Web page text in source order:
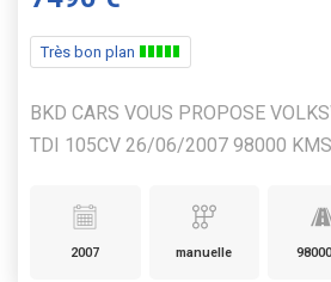
Très bon plan
BKD CARS VOUS PROPOSE
TDI 105CV 26/06/2007 98000 KMS
2007 manuelle